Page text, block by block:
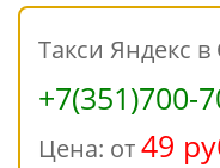
Такси Яндекс в
+7(351)700-
Цена: от49